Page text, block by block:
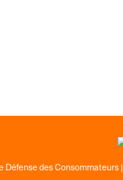
des Consommateurs |